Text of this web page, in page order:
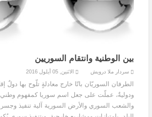
بين الوطنية وانتقام السوريين
سردار ملا درويش الاثنين, 05 أيلول 2016
الطرفان السوريّان باتّا خارج معادلةٍ تلّوح بها دولٌ
ودوليةٌ، عملّت على جعل اسم سوريا كمفهوم وطني
والشعب السوري والأرض السورية آلية تنفيذ